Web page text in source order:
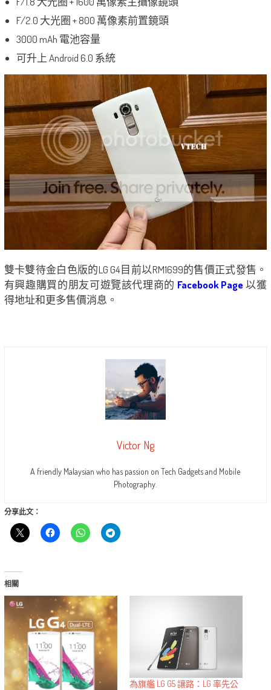
F/2.0 大光圈 + 800 萬像素前置鏡頭
3000 mAh 電池容量
可升上 Android 6.0 系統
雙卡雙待金白色版的LG G4目前以RM1699的售價正式發售。
有興趣購買的朋友可遊覽該代理商的 Facebook Page以​​獲
得地址和更多售價消息。
Victor Ng
A friendly Malaysian who has passion on Tech Gadgets and Mobile
Photography.
分享此文：
相關
為旗艦 LG ​​G5 讓路：LG 率先公